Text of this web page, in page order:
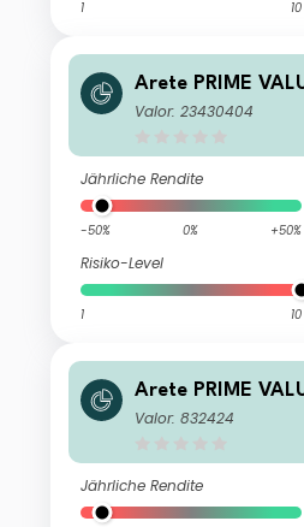
1 10
Arete PRIME
A
Valor: 23430404
Jährliche Rendite
-50% 0% +50%
Risiko-Level
1 10
Arete PRIME
F A
Valor: 832424
Jährliche Rendite